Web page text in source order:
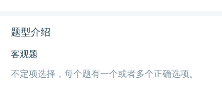
题型介绍
客观题
不定项选择，每个题有一个或者多个正确选项。